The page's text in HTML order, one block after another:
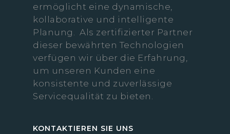
ermöglicht eine dynamische,
kollaborative und intelligente
Planung. Als zertifizierter Partner
dieser bewährten Technologien
verfügen wir über die Erfahrung,
um unseren Kunden eine
konsistente und zuverlässige
Servicequalität zu bieten.
KONTAKTIEREN SIE UNS